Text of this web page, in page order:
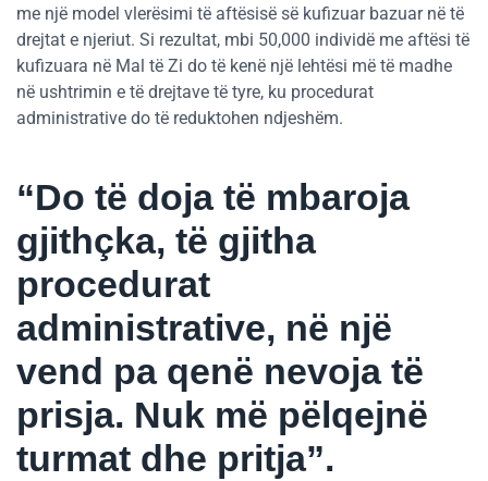
me një model vlerësimi të aftësisë së kufizuar bazuar në të
drejtat e njeriut. Si rezultat, mbi 50,000 individë me aftësi të
kufizuara në Mal të Zi do të kenë një lehtësi më të madhe
në ushtrimin e të drejtave të tyre, ku procedurat
administrative do të reduktohen ndjeshëm.
“Do të doja të mbaroja
gjithçka, të gjitha
procedurat
administrative, në një
vend pa qenë nevoja të
prisja. Nuk më pëlqejnë
turmat dhe pritja”.